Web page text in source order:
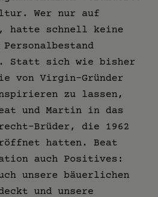
Wer nur auf
hatte schnell keine
Statt sich wie bisher
von Virgin-Gründer
zu lassen,
und Martin in das
Brüder, die 1962
hatten. Beat
auch Positives:
unsere bäuerlichen
und unsere